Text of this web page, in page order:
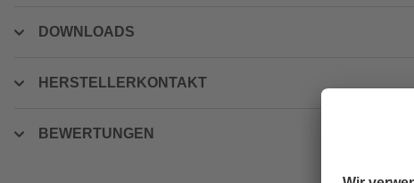
DOWNLOADS
HERSTELLERKONTAKT
BEWERTUNGEN